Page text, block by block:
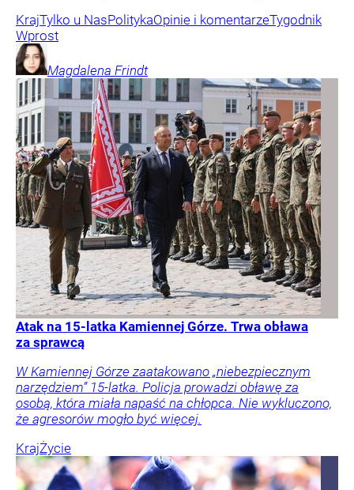
KrajTylko u NasPolitykaOpinie i komentarzeTygodnik
Wprost
Magdalena Frindt
Atak na 15-latka Kamiennej Górze. Trwa obława
za sprawcą
W Kamiennej Górze zaatakowano „niebezpiecznym
narzędziem” 15-latka. Policja prowadzi obławę za
osobą, która miała napaść na chłopca. Nie wykluczono,
że agresorów mogło być więcej.
KrajŻycie